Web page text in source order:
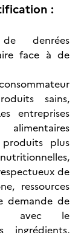
:
denrées
face à de
sains,
entreprises
plus
de
ressources
demande de
avec le
ingrédients,